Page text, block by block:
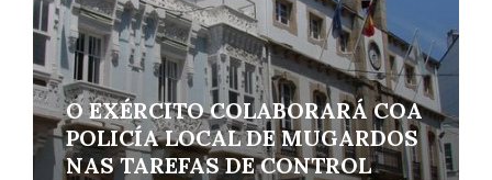
O EXÉRCITO COLABORARÁ COA
POLICÍA LOCAL DE MUGARDOS
NAS TAREFAS DE CONTROL